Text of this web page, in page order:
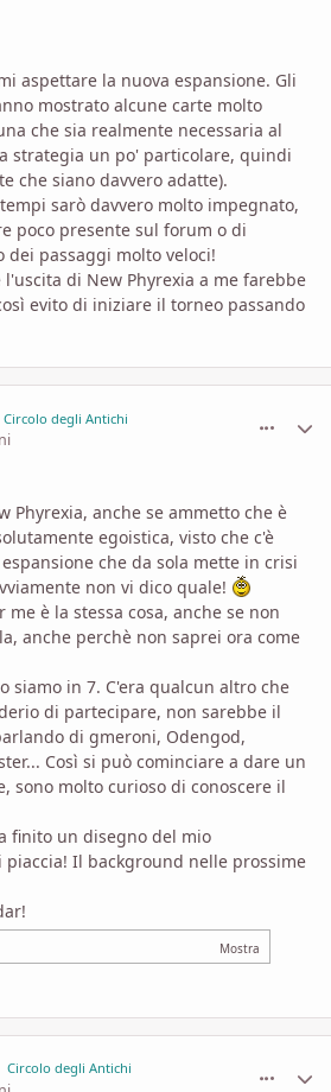
aspettare la nuova espansione. Gli
mostrato alcune carte molto
che sia realmente necessaria al
strategia un po' particolare, quindi
che siano davvero adatte).
sarò davvero molto impegnato,
poco presente sul forum o di
dei passaggi molto veloci!
di New Phyrexia a me farebbe
evito di iniziare il torneo passando
Circolo degli Antichi
Phyrexia, anche se ammetto che è
egoistica, visto che c'è
che da sola mette in crisi
non vi dico quale!
è la stessa cosa, anche se non
anche perchè non saprei ora come
siamo in 7. C'era qualcun altro che
di partecipare, non sarebbe il
di gmeroni, Odengod,
Così si può cominciare a dare un
sono molto curioso di conoscere il
finito un disegno del mio
piaccia! Il background nelle prossime
Circolo degli Antichi